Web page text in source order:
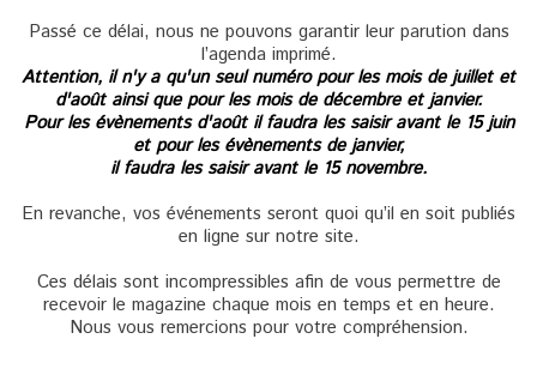
Passé ce délai, nous ne pouvons garantir leur parution dans
l’agenda imprimé.
Attention, il n'y a qu'un seul numéro pour les mois de juillet et
d'août ainsi que pour les mois de décembre et janvier.
Pour les évènements d'août il faudra les saisir avant le 15 juin
et pour les évènements de janvier,
il faudra les saisir avant le 15 novembre.
En revanche, vos événements seront quoi qu’il en soit publiés
en ligne sur notre site.
Ces délais sont incompressibles afin de vous permettre de
recevoir le magazine chaque mois en temps et en heure.
Nous vous remercions pour votre compréhension.